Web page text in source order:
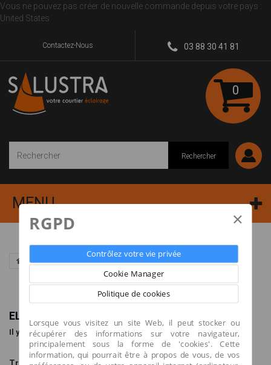
×
RGPD
Contrôlez votre vie privée
Cookie Manager
Politique de cookies
Lorsque vous visitez un site Web, il peut stocker ou
récupérer des informations sur votre navigateur,
principalement sous la forme de 'cookies'. Cette
information, qui pourrait être à propos de vous, de vos
Vous ne pouvez pas créer de nouvelle commande depuis votre pays :
United States
Contactez-Nous 03 88 30 41 81
0
Rechercher
MENU
Marques EL TORRENT
EL TORRENT
Il y a 4 produits.
--